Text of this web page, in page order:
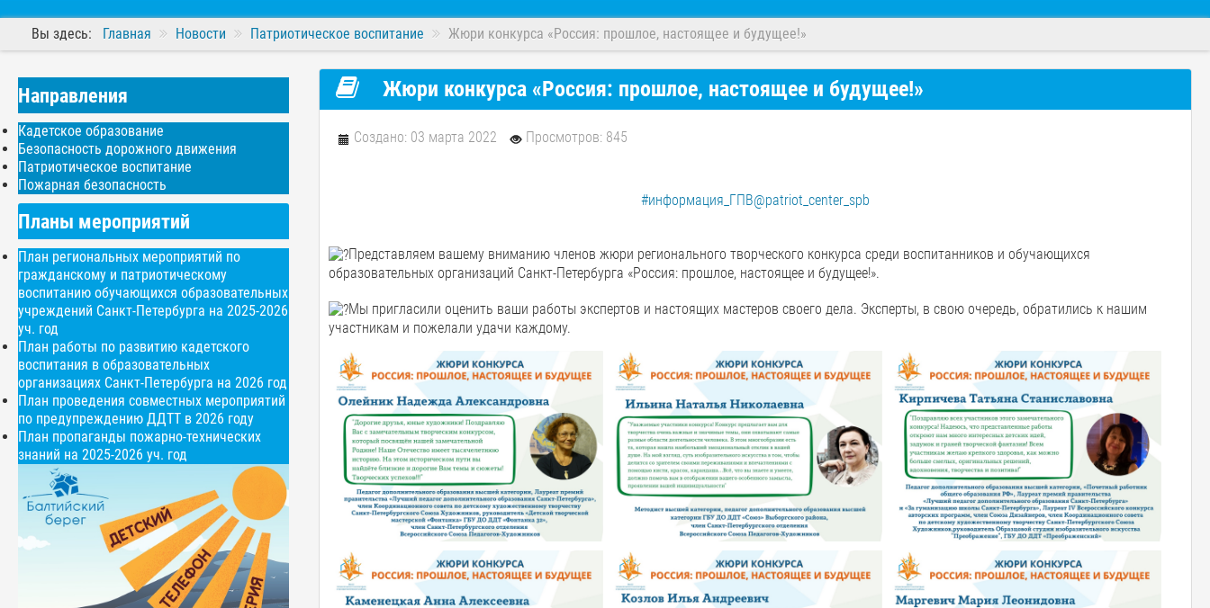
Вы здесь: Главная Новости Патриотическое воспитание Жюри конкурса «Россия: прошлое, настоящее и будущее!»
Направления
Кадетское образование
Безопасность дорожного движения
Патриотическое воспитание
Пожарная безопасность
Планы мероприятий
План региональных мероприятий по
гражданскому и патриотическому
воспитанию обучающихся образовательных
учреждений Санкт-Петербурга на 2025-2026
уч. год
План работы по развитию кадетского
воспитания в образовательных
организациях Санкт-Петербурга на 2026 год
План проведения совместных мероприятий
по предупреждению ДДТТ в 2026 году
План пропаганды пожарно-технических
знаний на 2025-2026 уч. год
Жюри конкурса «Россия: прошлое, настоящее и будущее!»
Создано: 03 марта 2022 Просмотров: 845
#информация_ГПВ@patriot_center_spb
Представляем вашему вниманию членов жюри регионального творческого конкурса среди воспитанников и обучающихся
образовательных организаций Санкт-Петербурга «Россия: прошлое, настоящее и будущее!».
Мы пригласили оценить ваши работы экспертов и настоящих мастеров своего дела. Эксперты, в свою очередь, обратились к нашим
участникам и пожелали удачи каждому.